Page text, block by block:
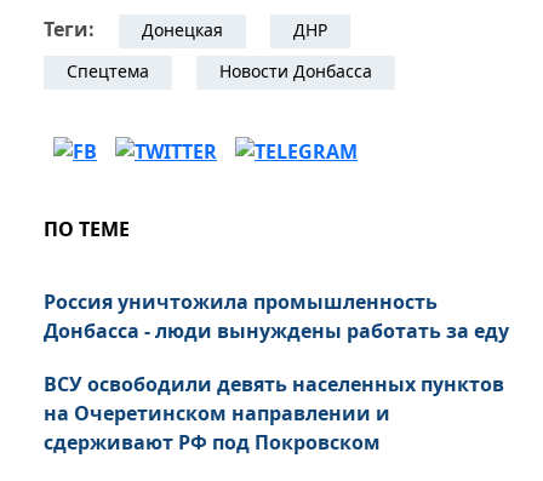
Теги: Донецкая
ДНР
Спецтема
Новости Донбасса
ПО ТЕМЕ
Россия уничтожила промышленность
Донбасса - люди вынуждены работать за еду
ВСУ освободили девять населенных пунктов
на Очеретинском направлении и
сдерживают РФ под Покровском